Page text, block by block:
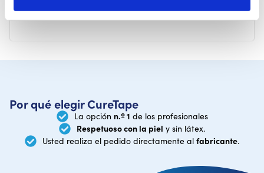
Por qué elegir CureTape
La opción n.º 1 de los profesionales
Respetuoso con la piel y sin látex.
Usted realiza el pedido directamente al fabricante.